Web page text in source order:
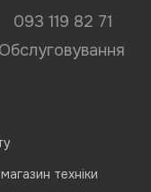
093 119 82 71
техніки